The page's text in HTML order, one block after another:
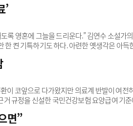
호인력이다. 이들은 “코로나19 사태에서 헌
까지 트윈데믹 우려가 큰 상황에서의 정부 선
’
록 영혼에 그늘을 드리운다.” 김연수 소설가
켠 기특하기도 하다. 아련한 옛생각은 아득
가가 자리한다. 친구나 동료에 의해 그 시절
추억 차이에 대한 질문을 왕왕 받는다. 천착
득력 있게 느껴졌다..
이 코앞으로 다가왔지만 의료계 반발이 여전
규정을 신설한 국민건강보험 요양급여 기
질병 항목에 대해서는 심평원이 자체적인 심
면”